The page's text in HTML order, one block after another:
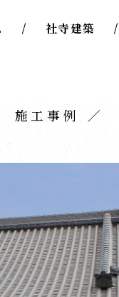
社寺建築
施工事例